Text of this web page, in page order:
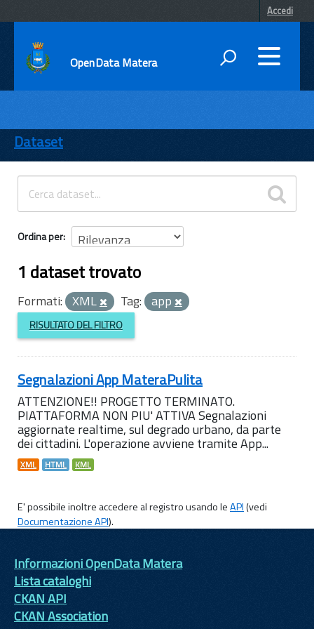
Accedi
OpenData Matera
ENTI
TEMI
INFORMAZIONI
Dataset
Ordina per
1 dataset trovato
Formati: XML Tag: app
RISULTATO DEL FILTRO
Segnalazioni App MateraPulita
ATTENZIONE!! PROGETTO TERMINATO.
PIATTAFORMA NON PIU' ATTIVA Segnalazioni
aggiornate realtime, sul degrado urbano, da parte
dei cittadini. L'operazione avviene tramite App...
XML HTML KML
E' possibile inoltre accedere al registro usando leAPI(vedi
Documentazione API).
Informazioni OpenData Matera
Lista cataloghi
CKAN API
CKAN Association